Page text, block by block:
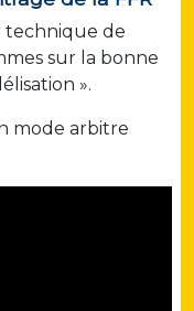
technique de
sur la bonne
».
mode arbitre